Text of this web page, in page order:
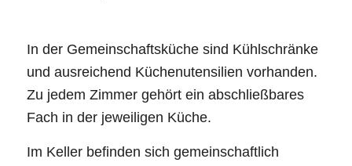
In der Gemeinschaftsküche sind Kühlschränke
und ausreichend Küchenutensilien vorhanden.
Zu jedem Zimmer gehört ein abschließbares
Fach in der jeweiligen Küche.
Im Keller befinden sich gemeinschaftlich